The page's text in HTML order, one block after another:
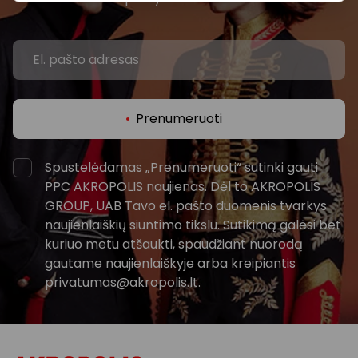
Prenumeruoti
Spustelėdamas „Prenumeruoti“ sutinki gauti
PPC AKROPOLIS naujienas. Dėl to AKROPOLIS
GROUP, UAB Tavo el. pašto duomenis tvarkys
naujienlaiškių siuntimo tikslu. Sutikimą galėsi bet
kuriuo metu atšaukti, spaudžiant nuorodą
gautame naujienlaiškyje arba kreipiantis
privatumas@akropolis.lt.